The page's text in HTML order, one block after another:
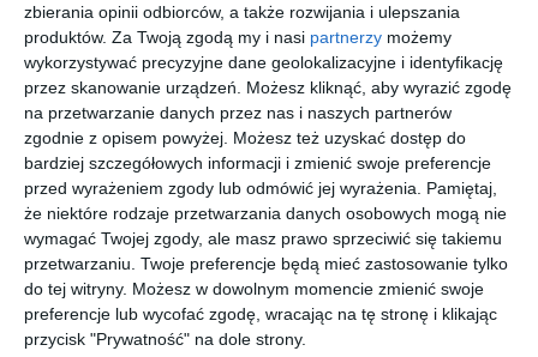
zbierania opinii odbiorców, a także rozwijania i ulepszania
produktów. Za Twoją zgodą my i nasi partnerzy możemy
wykorzystywać precyzyjne dane geolokalizacyjne i identyfikację
przez skanowanie urządzeń. Możesz kliknąć, aby wyrazić zgodę
na przetwarzanie danych przez nas i naszych partnerów
zgodnie z opisem powyżej. Możesz też uzyskać dostęp do
bardziej szczegółowych informacji i zmienić swoje preferencje
przed wyrażeniem zgody lub odmówić jej wyrażenia.
Pamiętaj,
że niektóre rodzaje przetwarzania danych osobowych mogą nie
wymagać Twojej zgody, ale masz prawo sprzeciwić się takiemu
przetwarzaniu. Twoje preferencje będą mieć zastosowanie tylko
do tej witryny. Możesz w dowolnym momencie zmienić swoje
preferencje lub wycofać zgodę, wracając na tę stronę i klikając
przycisk "Prywatność" na dole strony.
INSPIRACJA
Jadalnia ze współczesną
fototapetą na ścianie
Aranżacja jadalni ze współczesną fototapetą na ścianie.
AUTOR:ZIELONE studio projektowe